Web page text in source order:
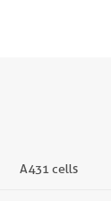
A431 cells